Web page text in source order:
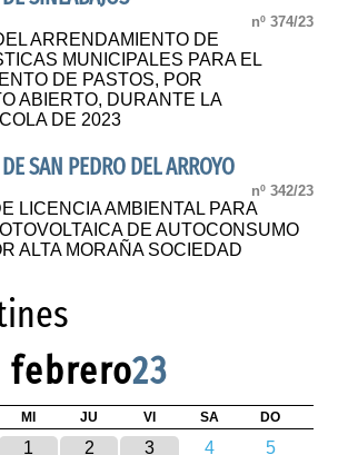
nº 374/23
ARRENDAMIENTO DE
MUNICIPALES PARA EL
DE PASTOS, POR
ABIERTO, DURANTE LA
DE 2023
SAN PEDRO DEL ARROYO
nº 342/23
LICENCIA AMBIENTAL PARA
DE AUTOCONSUMO
ALTA MORAÑA SOCIEDAD
febrero23
MI JU VI SA DO
1 2 3 4
5